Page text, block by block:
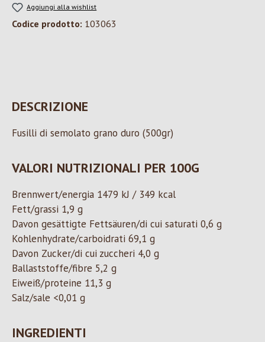
Aggiungi alla wishlist
Codice prodotto: 103063
DESCRIZIONE
Fusilli di semolato grano duro (500gr)
VALORI NUTRIZIONALI PER 100G
Brennwert/energia 1479 kJ / 349 kcal
Fett/grassi 1,9 g
Davon gesättigte Fettsäuren/di cui saturati 0,6 g
Kohlenhydrate/carboidrati 69,1 g
Davon Zucker/di cui zuccheri 4,0 g
Ballaststoffe/fibre 5,2 g
Eiweiß/proteine 11,3 g
Salz/sale <0,01 g
INGREDIENTI